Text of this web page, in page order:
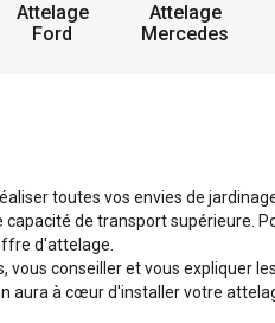
Attelage
Ford
Attelage
Mercedes
toutes vos envies de
de transport supérieure.
d'attelage.
conseiller et vous expliquer
aura à cœur d'installer votre